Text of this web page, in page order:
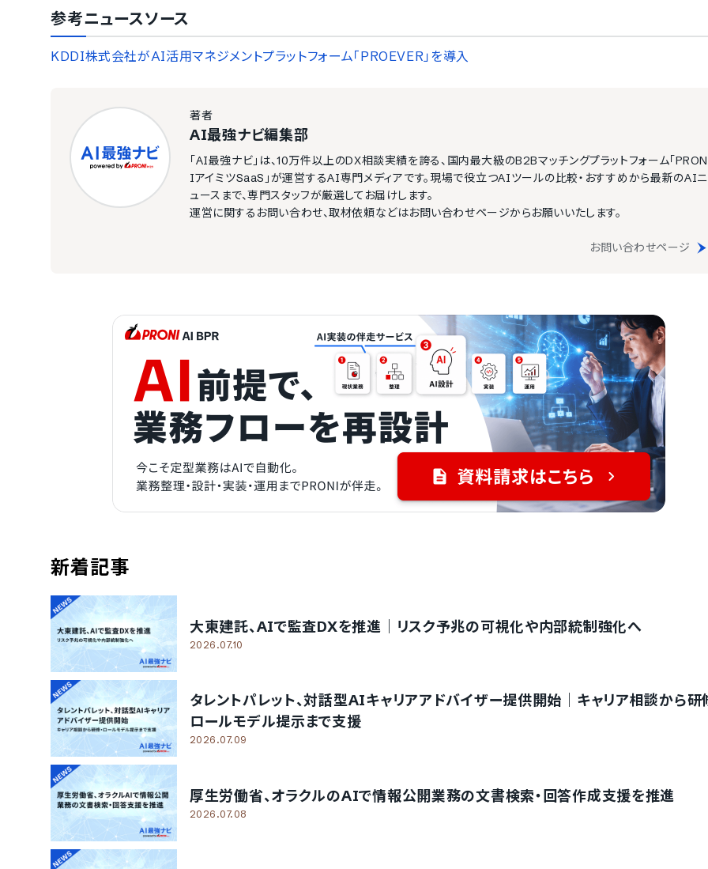
参考ニュースソース
KDDI株式会社がAI活用マネジメントプラットフォーム「PROEVER」を導入
著者
AI最強ナビ編集部
「AI最強ナビ」は、10万件以上のDX相談実績を誇る、国内最大級のB2Bマッチングプラットフォーム「PRON
IアイミツSaaS」が運営するAI専門メディアです。現場で役立つAIツールの比較・おすすめから最新のAIニ
ュースまで、専門スタッフが厳選してお届けします。
運営に関するお問い合わせ、取材依頼などはお問い合わせページからお願いいたします。
お問い合わせページ
新着記事
大東建託、AIで監査DXを推進｜リスク予兆の可視化や内部統制強化へ
2026.07.10
タレントパレット、対話型AIキャリアアドバイザー提供開始｜キャリア相談から研
ロールモデル提示まで支援
2026.07.09
厚生労働省、オラクルのAIで情報公開業務の文書検索・回答作成支援を推進
2026.07.08